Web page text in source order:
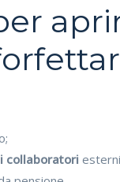
collaboratori